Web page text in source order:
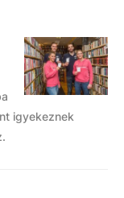
igyekeznek